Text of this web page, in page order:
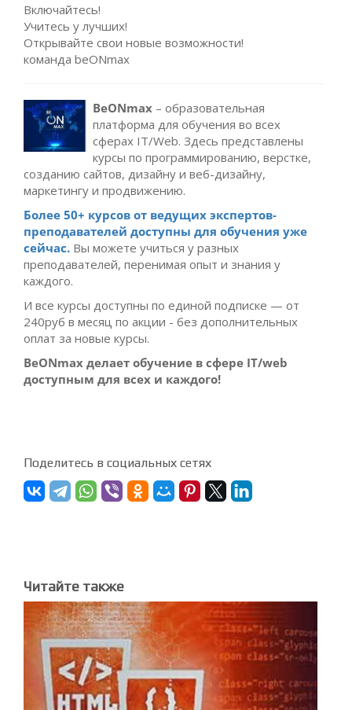
Включайтесь!
Учитесь у лучших!
Открывайте свои новые возможности!
команда beONmax
BeONmax – образовательная
платформа для обучения во всех
сферах IT/Web. Здесь представлены
курсы по программированию, верстке,
созданию сайтов, дизайну и веб-дизайну,
маркетингу и продвижению.
Более 50+ курсов от ведущих экспертов-
преподавателей доступны для обучения уже
сейчас. Вы можете учиться у разных
преподавателей, перенимая опыт и знания у
каждого.
И все курсы доступны по единой подписке — от
240руб в месяц по акции - без дополнительных
оплат за новые курсы.
BeONmax делает обучение в сфере IT/web
доступным для всех и каждого!
Поделитесь в социальных сетях
Читайте также